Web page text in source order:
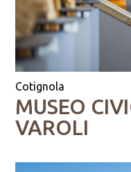
Cotignola
MUSEO
VAROLI